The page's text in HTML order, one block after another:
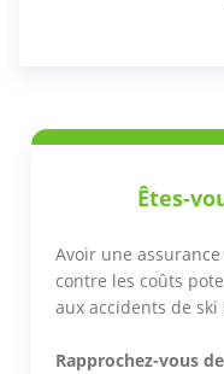
Êtes-
Avoir une
contre les coûts
aux accidents de
Rapprochez-vous